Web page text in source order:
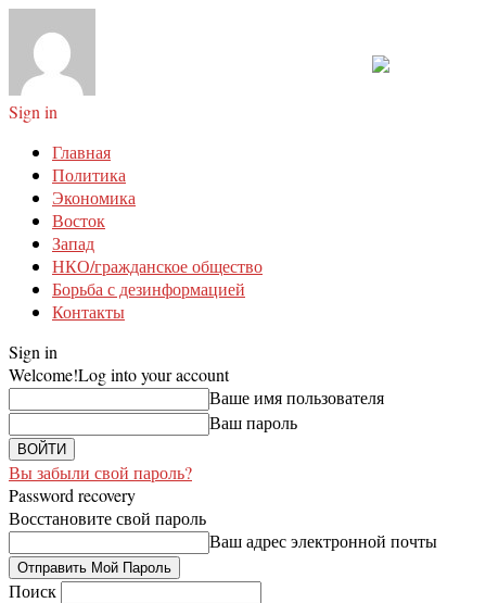
Sign in
Главная
Политика
Экономика
Восток
Запад
НКО/гражданское общество
Борьба с дезинформацией
Контакты
Sign in
Welcome!Log into your account
Ваше имя пользователя
Ваш пароль
Вы забыли свой пароль?
Password recovery
Восстановите свой пароль
Ваш адрес электронной почты
Поиск